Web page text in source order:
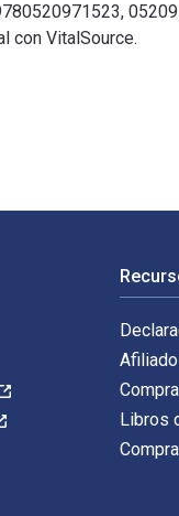
con VitalSource.
Libros